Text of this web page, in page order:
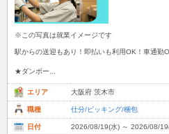
※この写真は就業イメージです
駅からの送迎もあり！即払いも利用OK！車通
★ダンボー...
エリア 大阪府 茨木市
職種 仕分/ピッキング/梱包
日付 2026/08/19(水) ～ 2026/08/